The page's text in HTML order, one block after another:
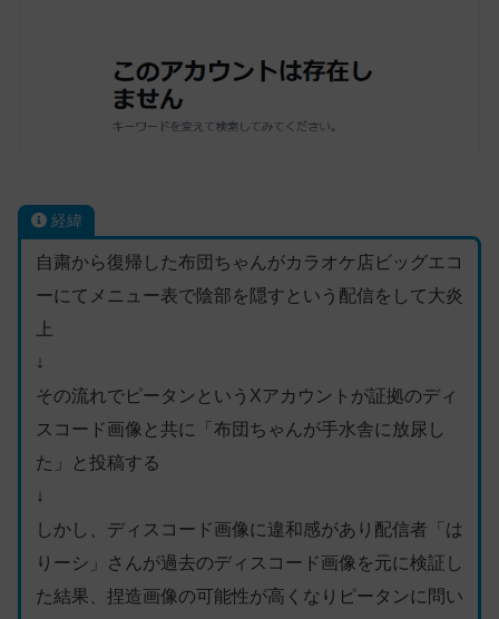
経緯
自粛から復帰した布団ちゃんがカラオケ店ビッグエコ
ーにてメニュー表で陰部を隠すという配信をして大炎
上
↓
その流れでピータンというXアカウントが証拠のディ
スコード画像と共に「布団ちゃんが手水舎に放尿し
た」と投稿する
↓
しかし、ディスコード画像に違和感があり配信者「は
りーシ」さんが過去のディスコード画像を元に検証し
た結果、捏造画像の可能性が高くなりピータンに問い